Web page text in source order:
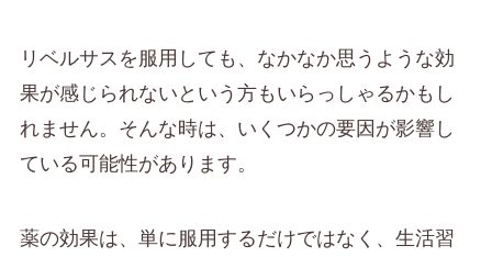
リベルサスを服用しても、なかなか思うような効
果が感じられないという方もいらっしゃるかもし
れません。そんな時は、いくつかの要因が影響し
ている可能性があります。
薬の効果は、単に服用するだけではなく、生活習